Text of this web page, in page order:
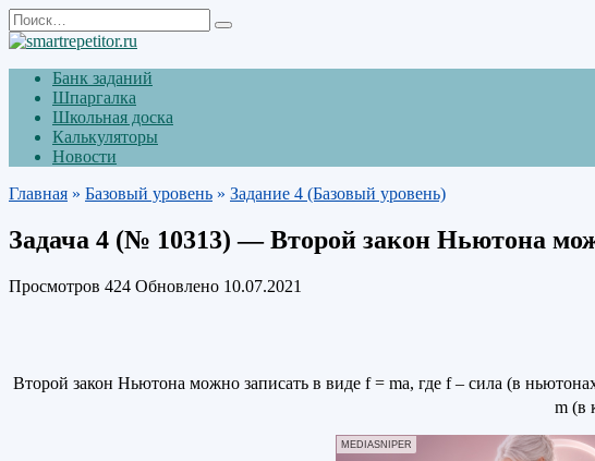
Перейти
к
содержанию
Search
for:
Банк заданий
Шпаргалка
Школьная доска
Калькуляторы
Новости
Главная » Базовый уровень » Задание 4 (Базовый уровень)
Задача 4 (№ 10313) — Второй закон Ньютона
Просмотров 424 Обновлено 10.07.2021
Второй закон Ньютона можно записать в виде f = ma, где f – сила (в
m (в
MEDIASNIPER